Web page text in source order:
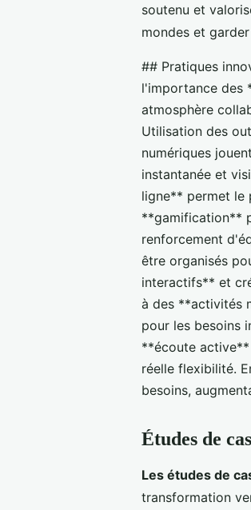
soutenu et
mondes et
## Pratiques
l'importance des
atmosphère
Utilisation des
numériques
instantanée et
ligne** permet le
**gamification**
renforcement
être organisés
interactifs** et
à des **activités
pour les besoins
**écoute
réelle flexibilité.
besoins,
Études de
Les études de
transformation